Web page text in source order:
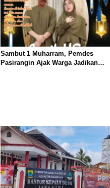
​Sambut 1 Muharram, Pemdes
Pasirangin Ajak Warga Jadikan